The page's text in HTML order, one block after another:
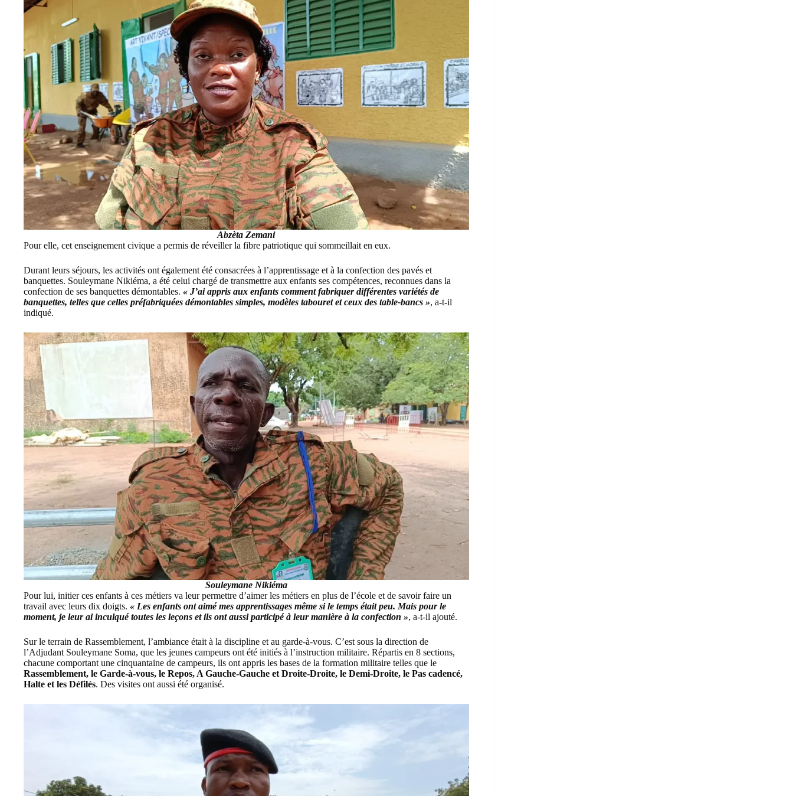
Abzèta Zemani
Pour elle, cet enseignement civique a permis de réveiller la fibre patriotique qui sommeillait en eux.
Durant leurs séjours, les activités ont également été consacrées à l’apprentissage et à la confection des pavés et
banquettes. Souleymane Nikiéma, a été celui chargé de transmettre aux enfants ses compétences, reconnues dans la
confection de ses banquettes démontables. « J’ai appris aux enfants comment fabriquer différentes variétés de
banquettes, telles que celles préfabriquées démontables simples, modèles tabouret et ceux des table-bancs », a-t-il
indiqué.
Souleymane Nikiéma
Pour lui, initier ces enfants à ces métiers va leur permettre d’aimer les métiers en plus de l’école et de savoir faire un
travail avec leurs dix doigts. « Les enfants ont aimé mes apprentissages même si le temps était peu. Mais pour le
moment, je leur ai inculqué toutes les leçons et ils ont aussi participé à leur manière à la confection », a-t-il ajouté.
Sur le terrain de Rassemblement, l’ambiance était à la discipline et au garde-à-vous. C’est sous la direction de
l’Adjudant Souleymane Soma, que les jeunes campeurs ont été initiés à l’instruction militaire. Répartis en 8 sections,
chacune comportant une cinquantaine de campeurs, ils ont appris les bases de la formation militaire telles que le
Rassemblement, le Garde-à-vous, le Repos, A Gauche-Gauche et Droite-Droite, le Demi-Droite, le Pas cadencé,
Halte et les Défilés. Des visites ont aussi été organisé.